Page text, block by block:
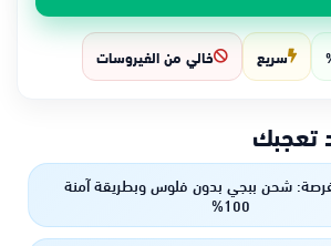
سريع خالي من الفيروسات
تعجبك
شحن ببجي بدون فلوس وبطريقة آمنة
100%